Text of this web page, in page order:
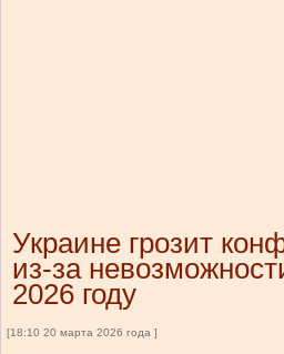
Украине грозит
из-за
2026 году
[18:10 20 марта 2026 года ]